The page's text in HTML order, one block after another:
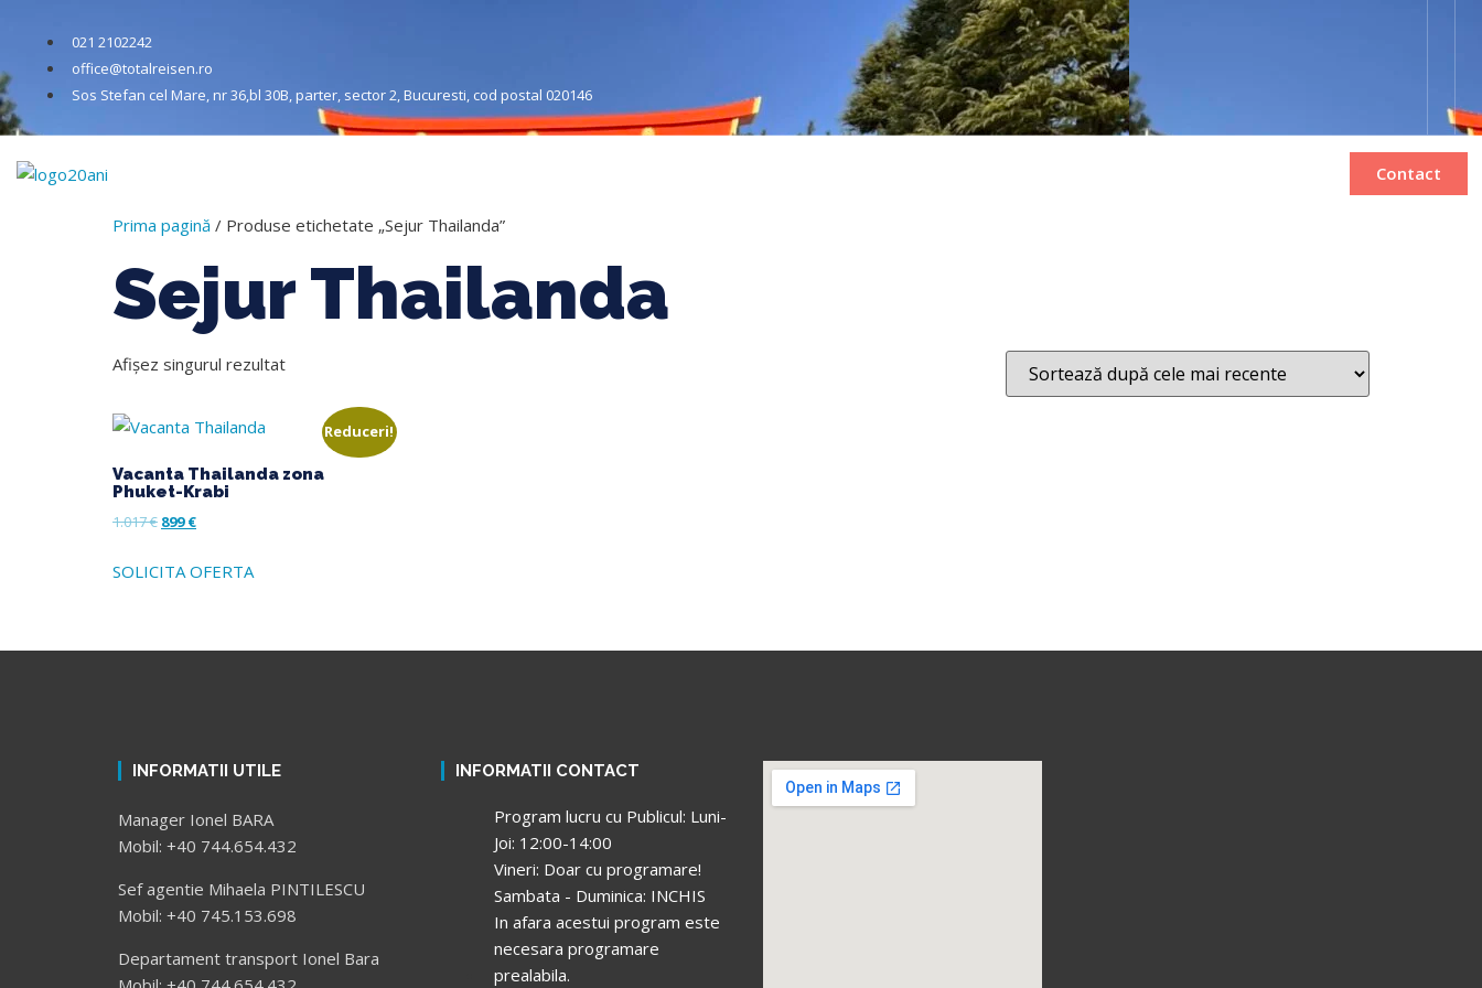
021 2102242
office@totalreisen.ro
Sos Stefan cel Mare, nr 36,bl 30B, parter, sector 2, Bucuresti, cod postal 020146
Contact
Prima pagină / Produse etichetate „Sejur Thailanda”
Sejur Thailanda
Afișez singurul rezultat
Reduceri!
Vacanta Thailanda zona
Phuket-Krabi
1.017€ 899€
SOLICITA OFERTA
INFORMATII UTILE
Manager Ionel BARA
Mobil: +40 744.654.432
Sef agentie Mihaela PINTILESCU
Mobil: +40 745.153.698
Departament transport Ionel Bara
INFORMATII CONTACT
Program lucru cu Publicul: Luni-
Joi: 12:00-14:00
Vineri: Doar cu programare!
Sambata - Duminica: INCHIS
In afara acestui program este
necesara programare
prealabila.